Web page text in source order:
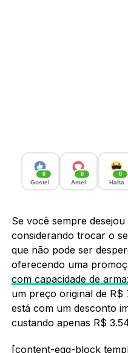
0
Gostei
0
Amei
0
Haha
Se você sempre
considerando trocar o
que não pode ser
oferecendo uma
com capacidade de
um preço original de R$
está com um desconto
custando apenas R$
[content-egg-block